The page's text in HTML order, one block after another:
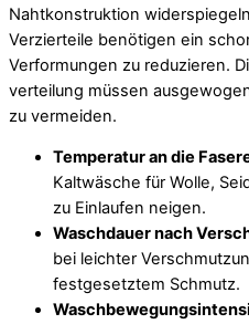
Nahtkonstruktion
Verzierteile benötigen ein
Verformungen zu reduzieren.
verteilung müssen
zu vermeiden.
Temperatur an die
Kaltwäsche für Wolle,
zu Einlaufen neigen.
Waschdauer nach
bei leichter
festgesetztem Schmutz.